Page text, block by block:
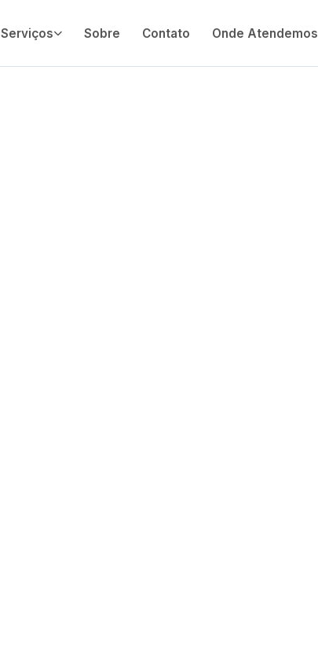
Serviços Sobre Contato Onde Atendemos